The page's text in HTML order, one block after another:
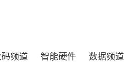
频道 智能硬件 数据频道